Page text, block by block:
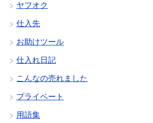
ヤフオク
仕入先
お助けツール
仕入れ日記
こんなの売れました
プライベート
用語集